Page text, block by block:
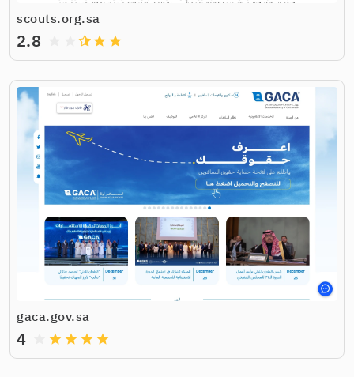
scouts.org.sa
grade
grade
2.8
gaca.gov.sa
grade
grade
grade
grade
4